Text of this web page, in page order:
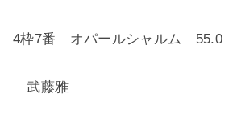
4枠7番 オパールシャルム 55.0
武藤雅